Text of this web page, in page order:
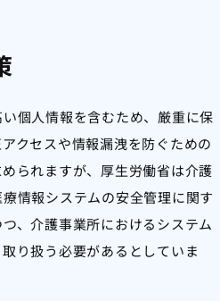
個人情報を含むため、厳重に保
クセスや情報漏洩を防ぐための
られますが、厚生労働省は介護
情報システムの安全管理に関す
、介護事業所におけるシステム
り扱う必要があるとしていま